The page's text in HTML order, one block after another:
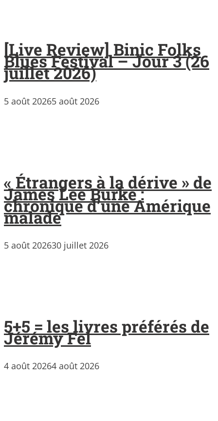
[Live Review] Binic Folks
Blues Festival – Jour 3 (26
juillet 2026)
5 août 20265 août 2026
« Étrangers à la dérive » de
James Lee Burke :
chronique d’une Amérique
malade
5 août 202630 juillet 2026
5+5 = les livres préférés de
Jérémy Fel
4 août 20264 août 2026